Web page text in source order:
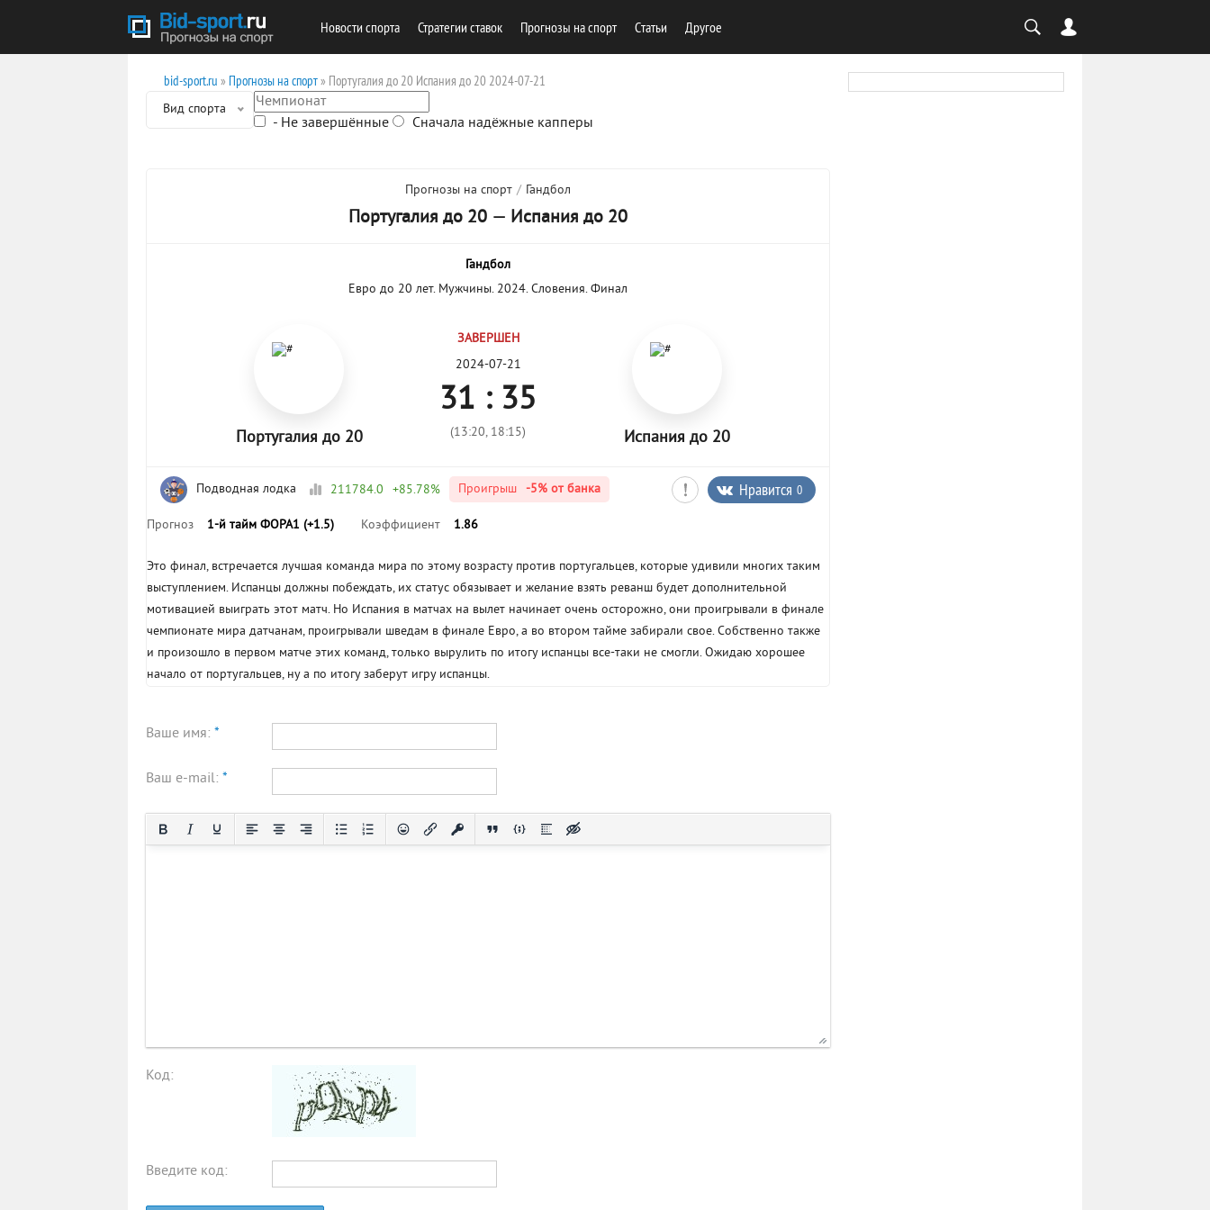
Новости спорта Стратегии ставок Прогнозы на спорт Cтатьи Другое
bid-sport.ru » Прогнозы на спорт» Португалия до 20 Испания до 20 2024-07-21
Вид спорта
- Не завершённые Сначала надёжные капперы
Прогнозы на спорт / Гандбол
Португалия до 20 — Испания до 20
Гандбол
Евро до 20 лет. Мужчины. 2024. Словения. Финал
Португалия до 20
ЗАВЕРШЕН
2024-07-21
31 : 35
(13:20, 18:15) Испания до 20
Подводная лодка 211784.0 +85.78% Проигрыш -5%от банка Нравится 0
Прогноз 1-й тайм ФОРА1 (+1.5) Коэффициент 1.86
Это финал, встречается лучшая команда мира по этому возрасту против португальцев, которые удивили многих таким
выступлением. Испанцы должны побеждать, их статус обязывает и желание взять реванш будет дополнительной
мотивацией выиграть этот матч. Но Испания в матчах на вылет начинает очень осторожно, они проигрывали в финале
чемпионате мира датчанам, проигрывали шведам в финале Евро, а во втором тайме забирали свое. Собственно также
и произошло в первом матче этих команд, только вырулить по итогу испанцы все-таки не смогли. Ожидаю хорошее
начало от португальцев, ну а по итогу заберут игру испанцы.
Ваше имя: *
Ваш e-mail: *
Код:
Введите код: